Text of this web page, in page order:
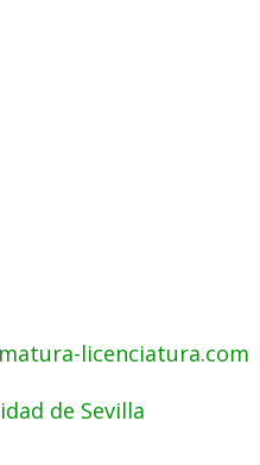
licenciatura.com
de Sevilla